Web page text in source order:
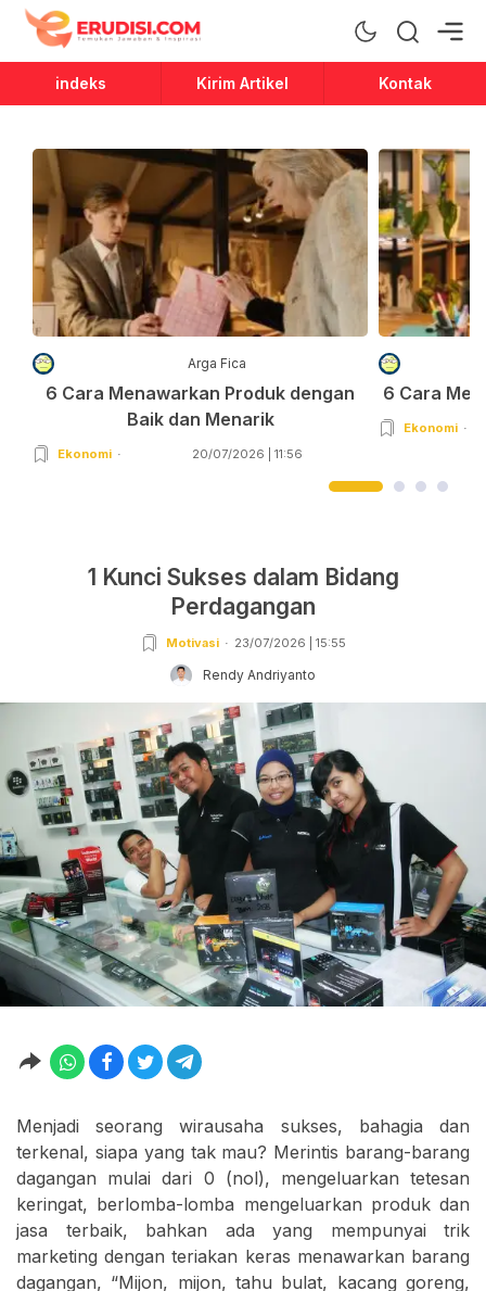
Erudisi
Temukan Jawaban dan Inspirasi
indeks Kirim Artikel Kontak
Arga Fica
6 Cara Menawarkan Produk dengan
Baik dan Menarik
Ekonomi 20/07/2026 | 11:56
6 Cara
Ekonomi
1 Kunci Sukses dalam Bidang
Perdagangan
Motivasi 23/07/2026 | 15:55
Rendy Andriyanto
Menjadi seorang wirausaha sukses, bahagia dan
terkenal, siapa yang tak mau? Merintis barang-barang
dagangan mulai dari 0 (nol), mengeluarkan tetesan
keringat, berlomba-lomba mengeluarkan produk dan
jasa terbaik, bahkan ada yang mempunyai trik
marketing dengan teriakan keras menawarkan barang
dagangan, “Mijon, mijon, tahu bulat, kacang goreng,